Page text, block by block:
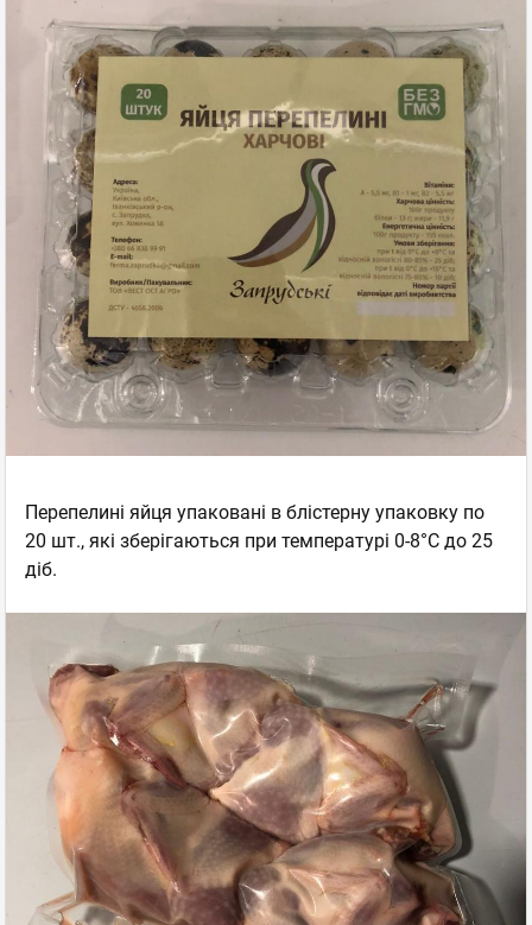
Перепелині яйця упаковані в блістерну упаковку по
20 шт., які зберігаються при температурі 0-8°С до 25
діб.